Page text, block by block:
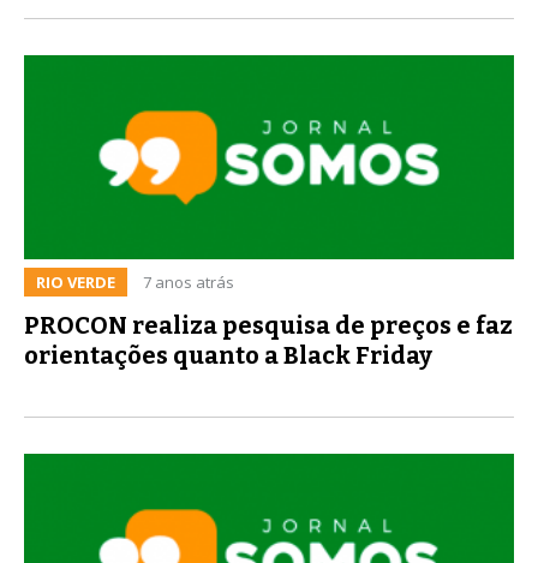
RIO VERDE 7 anos atrás
PROCON realiza pesquisa de preços e faz
orientações quanto a Black Friday